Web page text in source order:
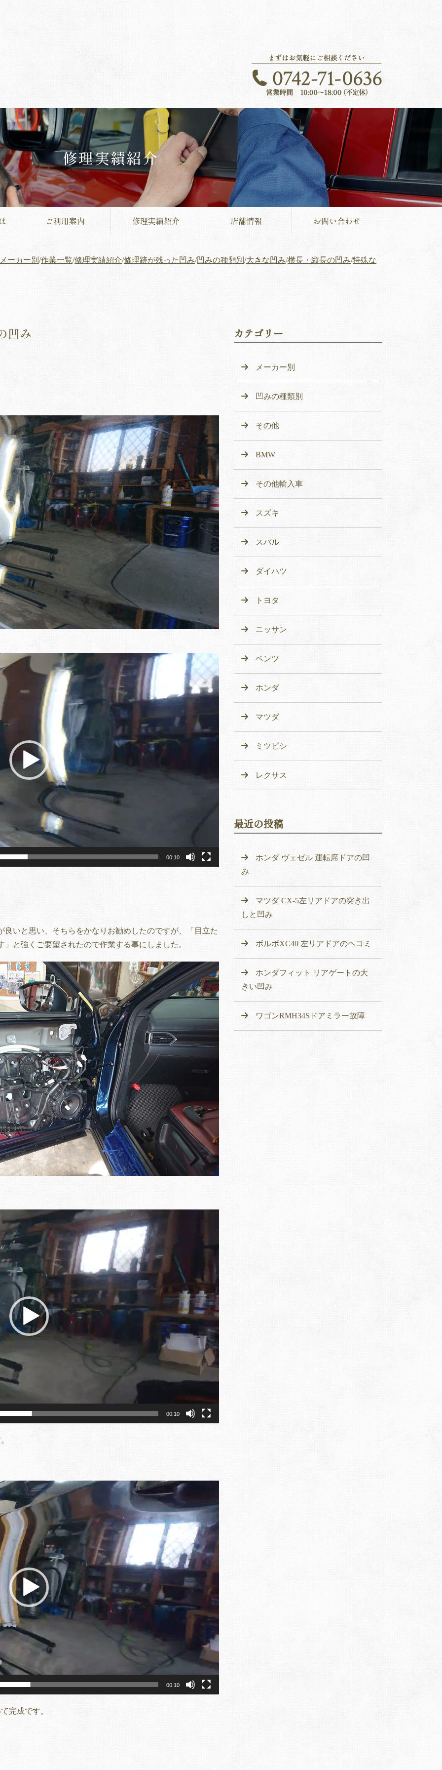
修理実績紹介
ご利用案内 修理実績紹介 店舗情報 お問い合わせ
メーカー別 /作業一覧/修理実績紹介/修理跡が残った凹み/凹みの種類別 /大きな凹み/横長・縦長の凹み/特殊な
凹み
00:10
いと思い、そちらをかなりお勧めしたのですが、「目立た
と強くご要望されたので作業する事にしました。
00:10
00:10
完成です。
カテゴリー
メーカー別
凹みの種類別
その他
BMW
その他輸入車
スズキ
スバル
ダイハツ
トヨタ
ニッサン
ベンツ
ホンダ
マツダ
ミツビシ
レクサス
最近の投稿
ホンダ ヴェゼル 運転席ドアの凹
み
マツダ CX-5左リアドアの突き出
しと凹み
ボルボXC40 左リアドアのヘコミ
ホンダフィット リアゲートの大
きい凹み
ワゴンRMH34Sドアミラー故障